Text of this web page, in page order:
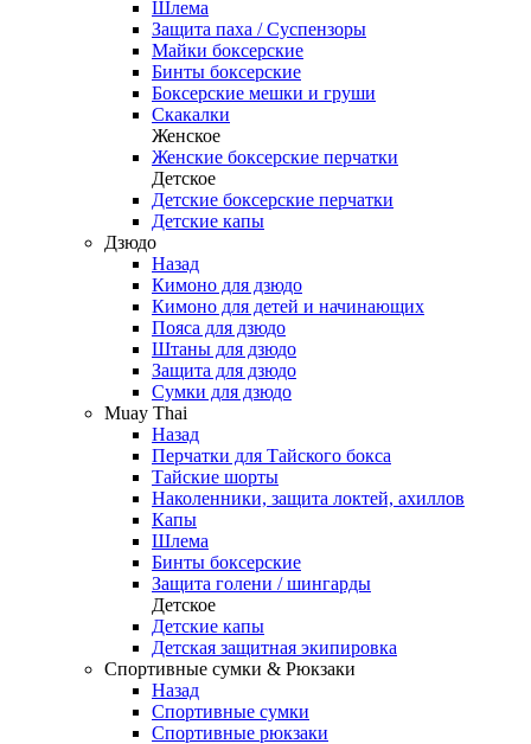
Шлема
Защита паха / Суспензоры
Майки боксерские
Бинты боксерские
Боксерские мешки и груши
Скакалки
Женское
Женские боксерские перчатки
Детское
Детские боксерские перчатки
Детские капы
Дзюдо
Назад
Кимоно для дзюдо
Кимоно для детей и начинающих
Пояса для дзюдо
Штаны для дзюдо
Защита для дзюдо
Сумки для дзюдо
Muay Thai
Назад
Перчатки для Тайского бокса
Тайские шорты
Наколенники, защита локтей, ахиллов
Капы
Шлема
Бинты боксерские
Защита голени / шингарды
Детское
Детские капы
Детская защитная экипировка
Спортивные сумки & Рюкзаки
Назад
Спортивные сумки
Спортивные рюкзаки